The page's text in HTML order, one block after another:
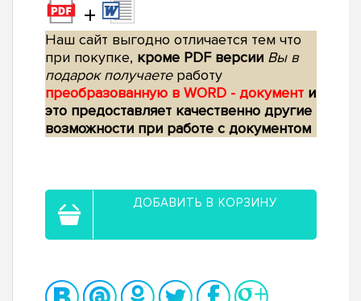
+
Наш сайт выгодно отличается тем что
при покупке, кроме PDF версии Вы в
подарок получаетеработу
преобразованную в WORD - документ и
это предоставляет качественно другие
возможности при работе с документом
ДОБАВИТЬ В КОРЗИНУ